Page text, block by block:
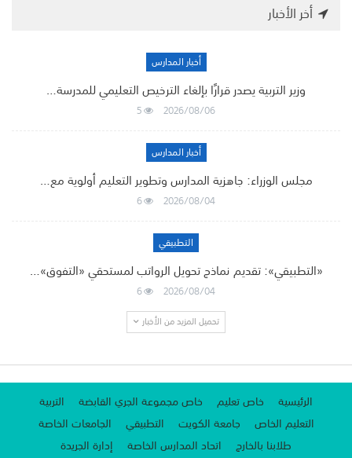
أخر الأخبار
أخبار المدارس
وزير التربية يصدر قرارًا بإلغاء الترخيص التعليمي للمدرسة…
2026/08/06
5
أخبار المدارس
مجلس الوزراء: جاهزية المدارس وتطوير التعليم أولوية مع…
2026/08/04
6
التطبيقي
«التطبيقي»: تقديم نماذج تحويل الرواتب لمستحقي «التفوق»…
2026/08/04
6
تحميل المزيد من الأخبار
الرئيسية خاص تعليم خاص مجموعة الجري القابضة
التربية
التعليم الخاص
جامعة الكويت التطبيقي
الجامعات الخاصة
طلابنا بالخارج
اتحاد المدارس الخاصة إدارة الجريدة